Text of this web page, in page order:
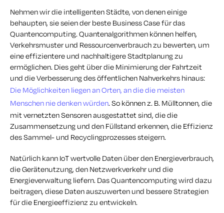
Nehmen wir die intelligenten Städte, von denen einige
behaupten, sie seien der beste Business Case für das
Quantencomputing. Quantenalgorithmen können helfen,
Verkehrsmuster und Ressourcenverbrauch zu bewerten, um
eine effizientere und nachhaltigere Stadtplanung zu
ermöglichen. Dies geht über die Minimierung der Fahrtzeit
und die Verbesserung des öffentlichen Nahverkehrs hinaus:
Die Möglichkeiten liegen an Orten, an die die meisten
Menschen nie denken würden. So können z. B. Mülltonnen, die
mit vernetzten Sensoren ausgestattet sind, die die
Zusammensetzung und den Füllstand erkennen, die Effizienz
des Sammel- und Recyclingprozesses steigern.
Natürlich kann IoT wertvolle Daten über den Energieverbrauch,
die Gerätenutzung, den Netzwerkverkehr und die
Energieverwaltung liefern. Das Quantencomputing wird dazu
beitragen, diese Daten auszuwerten und bessere Strategien
für die Energieeffizienz zu entwickeln.